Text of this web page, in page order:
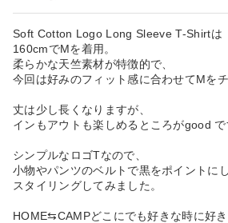
Soft Cotton Logo Long Sleeve T-Shirtは
160cmでMを着用。
柔らかな天竺素材が特徴的で、
今回は好みのフィット感に合わせてMをチ
丈は少し長くなりますが、
インもアウトも楽しめるところがgood で
シンプルなロゴTなので、
小物やパンツのベルトで黒をポイントに
スタイリングしてみました。
HOME⇆CAMPどこにでも好きな時に好